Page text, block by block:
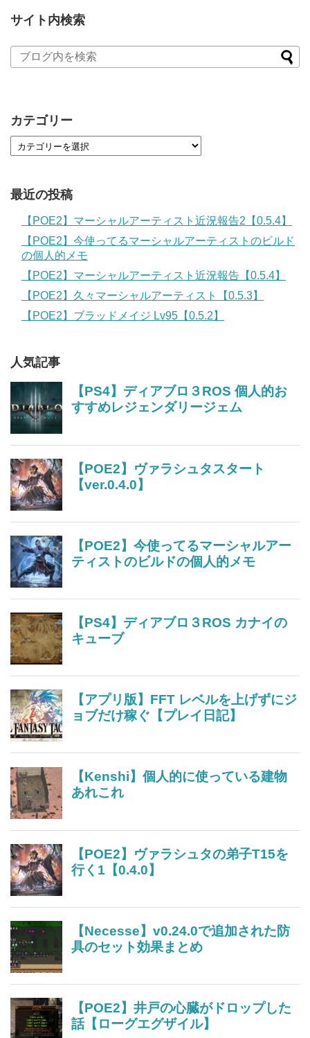
サイト内検索
カテゴリー
最近の投稿
【POE2】マーシャルアーティスト近況報告2【0.5.4】
【POE2】今使ってるマーシャルアーティストのビルド
の個人的メモ
【POE2】マーシャルアーティスト近況報告【0.5.4】
【POE2】久々マーシャルアーティスト【0.5.3】
【POE2】ブラッドメイジ Lv95【0.5.2】
人気記事